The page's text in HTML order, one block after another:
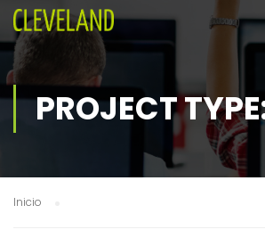
PROJECT
Inicio